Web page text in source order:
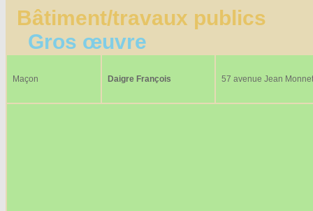
Bâtiment/travaux publics
Gros œuvre
Maçon Daigre François 57 avenue Jean Monnet